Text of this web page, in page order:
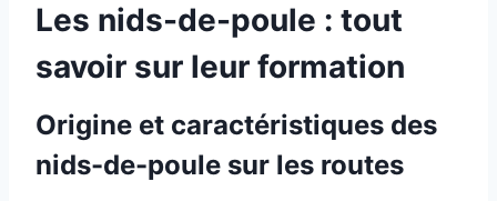
Les nids-de-poule : tout
savoir sur leur formation
Origine et caractéristiques des
nids-de-poule sur les routes